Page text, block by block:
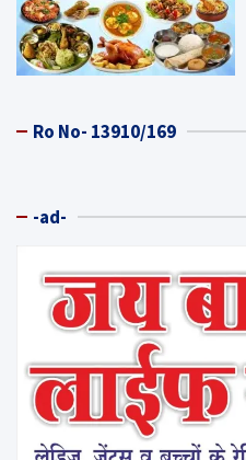
Ro No- 13910/169
-ad-